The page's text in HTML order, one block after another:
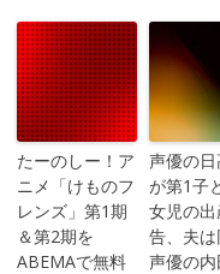
たーのしー！ア
ニメ「けものフ
レンズ」第1期
＆第2期を
ABEMAで無料
声優の
が第1子
女児の
告、夫は
声優の